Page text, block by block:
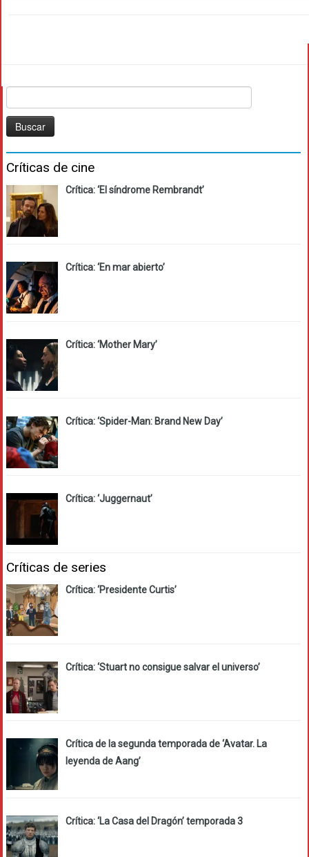
Críticas de cine
Crítica: ‘El síndrome Rembrandt’
Crítica: ‘En mar abierto’
Crítica: ‘Mother Mary’
Crítica: ‘Spider-Man: Brand New Day’
Crítica: ‘Juggernaut’
Críticas de series
Crítica: ‘Presidente Curtis’
Crítica: ‘Stuart no consigue salvar el universo’
Crítica de la segunda temporada de ‘Avatar. La
leyenda de Aang’
Crítica: ‘La Casa del Dragón’ temporada 3